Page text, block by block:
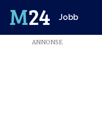
Jobb
ANNONSE